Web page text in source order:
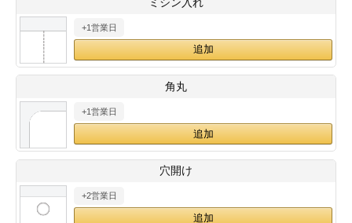
ード印刷
刷
印刷
印刷
形マル型
印刷
刷
26
28
29 30
・・休業日
+1営業日
角丸
+1営業日
穴開け
+2営業日